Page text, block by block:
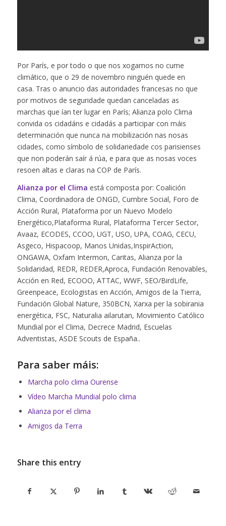
Por París, e por todo o que nos xogamos no cume
climático, que o 29 de novembro ninguén quede en
casa. Tras o anuncio das autoridades francesas no que
por motivos de seguridade quedan canceladas as
marchas que ían ter lugar en París; Alianza polo Clima
convida os cidadáns e cidadás a participar con máis
determinación que nunca na mobilización nas nosas
cidades, como símbolo de solidariedade cos parisienses
que non poderán saír á rúa, e para que as nosas voces
resoen altas e claras na COP de París.
Alianza por el Clima está composta por: Coalición
Clima, Coordinadora de ONGD, Cumbre Social, Foro de
Acción Rural, Plataforma por un Nuevo Modelo
Energético,Plataforma Rural, Plataforma Tercer Sector,
Avaaz, ECODES, CCOO, UGT, USO, UPA, COAG, CECU,
Asgeco, Hispacoop, Manos Unidas,InspirAction,
ONGAWA, Oxfam Intermon, Caritas, Alianza por la
Solidaridad, REDR, REDER,Aproca, Fundación Renovables,
Acción en Red, ECOOO, ATTAC, WWF, SEO/BirdLife,
Greenpeace, Ecologistas en Acción, Amigos de la Tierra,
Fundación Global Nature, 350BCN, Xarxa per la sobirania
energética, FSC, Naturalia ailarutan, Movimiento Católico
Mundial por el Clima, Decrece Madrid, Escuelas
Adventistas, ASDE Scouts de España..
Para saber máis:
Marcha polo clima Ourense
Vídeo Marcha Mundial polo clima
Alianza por el clima
Amigos da Terra
Share this entry